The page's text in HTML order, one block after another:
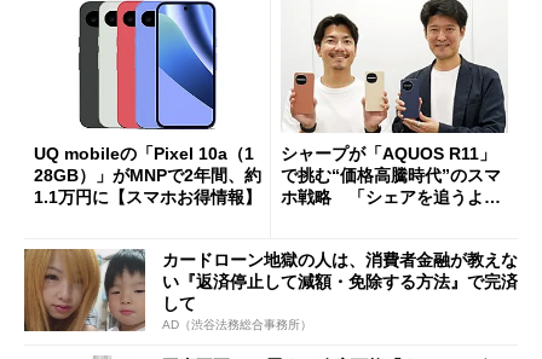
UQ mobileの「Pixel 10a（1
28GB）」がMNPで2年間、約
1.1万円に【スマホお得情報】
シャープが「AQUOS R11」
で挑む“価格高騰時代”のスマ
ホ戦略 「シェアを追うより
カードローン地獄の人は、消費者金融が教えな
い『返済停止して減額・免除する方法』で完済
して
AD（渋谷法務総合事務所）